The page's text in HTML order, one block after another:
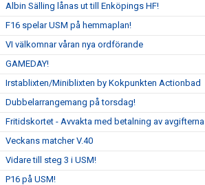
Albin Sälling lånas ut till Enköpings HF!
F16 spelar USM på hemmaplan!
VI välkomnar våran nya ordförande
GAMEDAY!
Irstablixten/Miniblixten by Kokpunkten Actionbad
Dubbelarrangemang på torsdag!
Fritidskortet - Avvakta med betalning av avgifterna
Veckans matcher V.40
Vidare till steg 3 i USM!
P16 på USM!